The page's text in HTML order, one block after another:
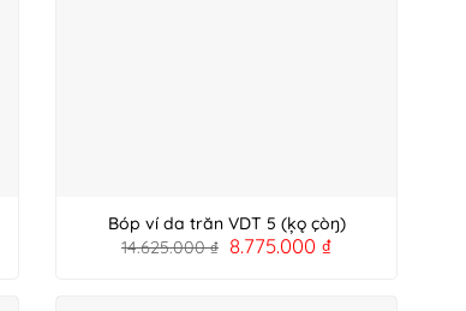
Bóp ví da trăn VDT 5 (ķǫ çòŋ)
14.625.000₫ 8.775.000₫